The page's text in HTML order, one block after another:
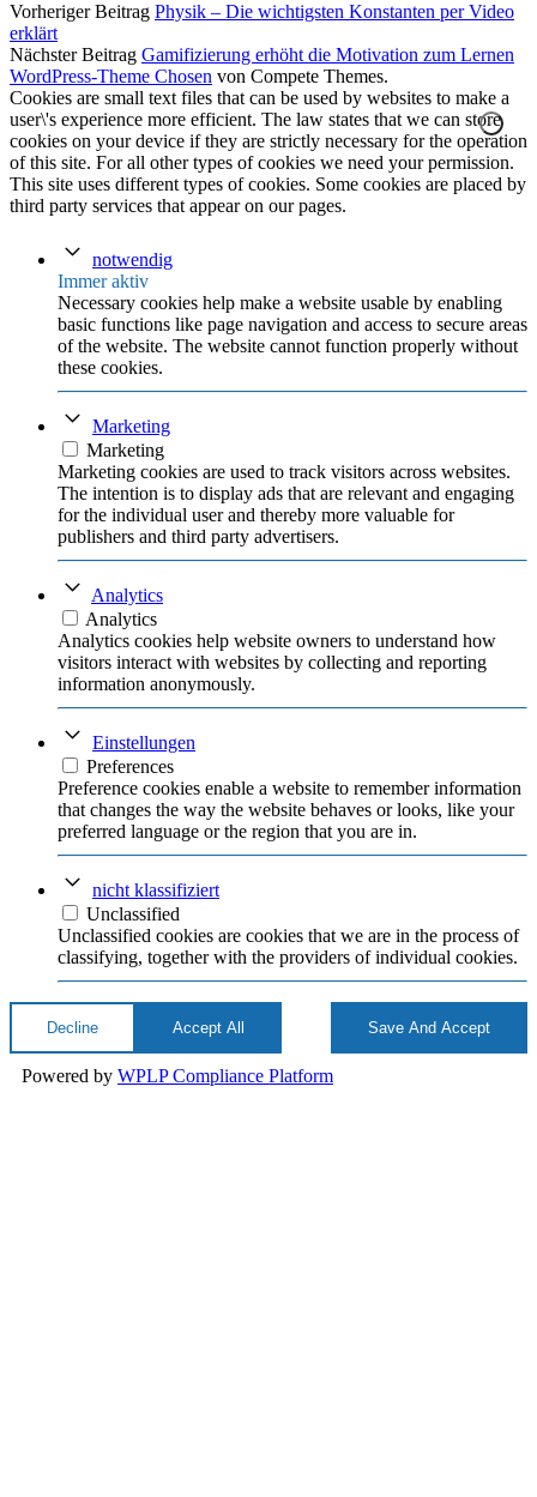
Vorheriger Beitrag Physik – Die wichtigsten Konstanten per Video
erklärt
Nächster Beitrag Gamifizierung erhöht die Motivation zum Lernen
WordPress-Theme Chosen von Compete Themes.
Cookies are small text files that can be used by websites to make a
user\'s experience more efficient. The law states that we can store
cookies on your device if they are strictly necessary for the operation
of this site. For all other types of cookies we need your permission.
This site uses different types of cookies. Some cookies are placed by
third party services that appear on our pages.
notwendig
Immer aktiv
Necessary cookies help make a website usable by enabling
basic functions like page navigation and access to secure areas
of the website. The website cannot function properly without
these cookies.
Marketing
Marketing
Marketing cookies are used to track visitors across websites.
The intention is to display ads that are relevant and engaging
for the individual user and thereby more valuable for
publishers and third party advertisers.
Analytics
Analytics
Analytics cookies help website owners to understand how
visitors interact with websites by collecting and reporting
information anonymously.
Einstellungen
Preferences
Preference cookies enable a website to remember information
that changes the way the website behaves or looks, like your
preferred language or the region that you are in.
nicht klassifiziert
Unclassified
Unclassified cookies are cookies that we are in the process of
classifying, together with the providers of individual cookies.
Decline Accept All Save And Accept
Powered by WPLP Compliance Platform